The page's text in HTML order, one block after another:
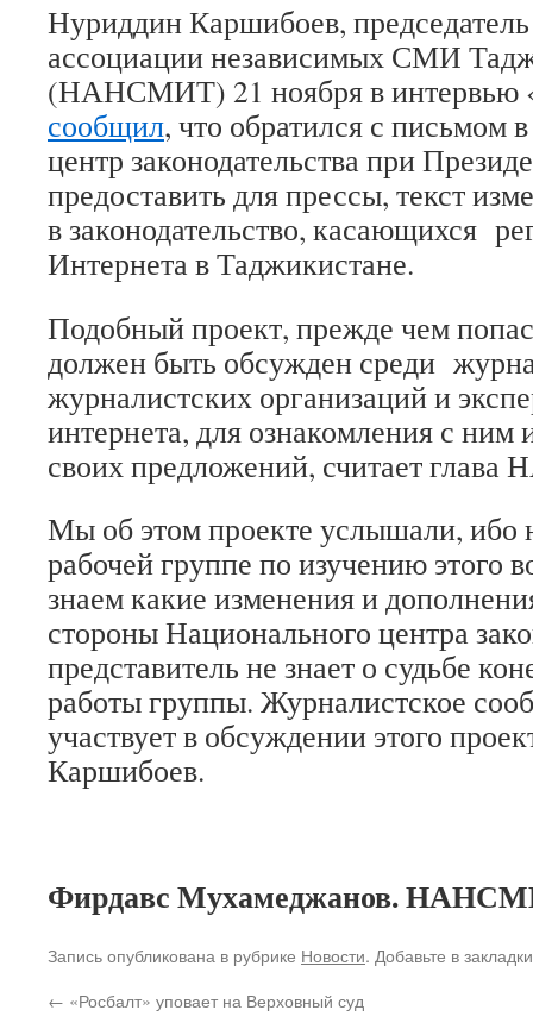
Нуриддин Каршибоев,
ассоциации независимых СМИ
(НАНСМИТ) 21 ноября в интервью
сообщил, что обратился с письмом
центр законодательства при
предоставить для прессы, текст
в законодательство, касающихся
Интернета в Таджикистане.
Подобный проект, прежде чем
должен быть обсужден среди
журналистских организаций и
интернета, для ознакомления с ним
своих предложений, считает
Мы об этом проекте услышали, ибо
рабочей группе по изучению этого
знаем какие изменения и
стороны Национального центра
представитель не знает о судьбе
работы группы. Журналистское
участвует в обсуждении этого
Каршибоев.
Фирдавс Мухамеджанов.
Запись опубликована в рубрике Новости. Добавьте в
← «Росбалт» уповает на Верховный суд